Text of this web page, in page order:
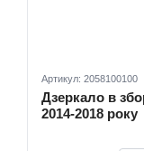
Артикул: 2058100100
Дзеркало в
2014-2018 року